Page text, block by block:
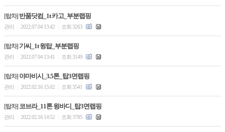
[탑차] 반품닷컴_1t 카고_부분랩핑
관리 2022.07.04 13:42 조회 3263
[탑차] 기씨_1t 윙탑_부분랩핑
관리 2022.07.04 13:41 조회 3149
[탑차] 야마비시_3.5톤_탑3면랩핑
관리 2022.02.16 15:02 조회 3541
[탑차] 코브라_11톤 윙바디_탑3면랩핑
관리 2022.02.16 14:52 조회 3785